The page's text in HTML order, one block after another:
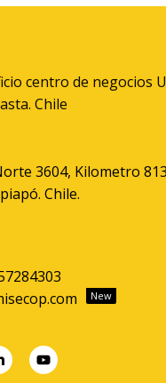
centro de negocios
Chile
3604, Kilometro
Chile.
New